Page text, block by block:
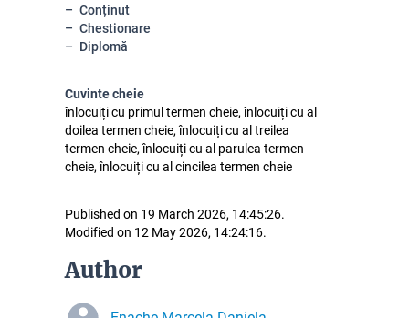
Conținut
Chestionare
Diplomă
Cuvinte cheie
înlocuiți cu primul termen cheie, înlocuiți cu al
doilea termen cheie, înlocuiți cu al treilea
termen cheie, înlocuiți cu al parulea termen
cheie, înlocuiți cu al cincilea termen cheie
Published on 19 March 2026, 14:45:26.
Modified on 12 May 2026, 14:24:16.
Author